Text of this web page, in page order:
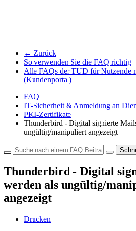
← Zurück
So verwenden Sie die FAQ richtig
Alle FAQs der TUD für Nutzende
(Kundenportal)
FAQ
IT-Sicherheit & Anmeldung an
PKI-Zertifikate
Thunderbird - Digital signierte
ungültig/manipuliert angezeigt
Thunderbird - Digital
werden als ungültig/
angezeigt
Drucken